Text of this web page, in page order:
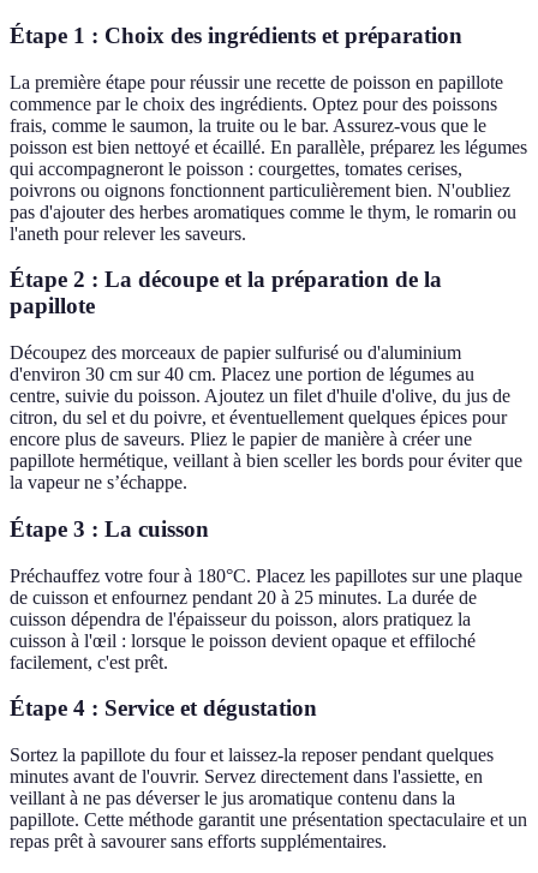
Étape 1 : Choix des ingrédients et préparation
La première étape pour réussir une recette de poisson en papillote
commence par le choix des ingrédients. Optez pour des poissons
frais, comme le saumon, la truite ou le bar. Assurez-vous que le
poisson est bien nettoyé et écaillé. En parallèle, préparez les légumes
qui accompagneront le poisson : courgettes, tomates cerises,
poivrons ou oignons fonctionnent particulièrement bien. N'oubliez
pas d'ajouter des herbes aromatiques comme le thym, le romarin ou
l'aneth pour relever les saveurs.
Étape 2 : La découpe et la préparation de la
papillote
Découpez des morceaux de papier sulfurisé ou d'aluminium
d'environ 30 cm sur 40 cm. Placez une portion de légumes au
centre, suivie du poisson. Ajoutez un filet d'huile d'olive, du jus de
citron, du sel et du poivre, et éventuellement quelques épices pour
encore plus de saveurs. Pliez le papier de manière à créer une
papillote hermétique, veillant à bien sceller les bords pour éviter que
la vapeur ne s’échappe.
Étape 3 : La cuisson
Préchauffez votre four à 180°C. Placez les papillotes sur une plaque
de cuisson et enfournez pendant 20 à 25 minutes. La durée de
cuisson dépendra de l'épaisseur du poisson, alors pratiquez la
cuisson à l'œil : lorsque le poisson devient opaque et effiloché
facilement, c'est prêt.
Étape 4 : Service et dégustation
Sortez la papillote du four et laissez-la reposer pendant quelques
minutes avant de l'ouvrir. Servez directement dans l'assiette, en
veillant à ne pas déverser le jus aromatique contenu dans la
papillote. Cette méthode garantit une présentation spectaculaire et un
repas prêt à savourer sans efforts supplémentaires.